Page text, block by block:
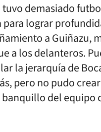
demasiado
lograr
a Guiñazu,
a los delanteros.
la jerarquía de
pero no pudo
del